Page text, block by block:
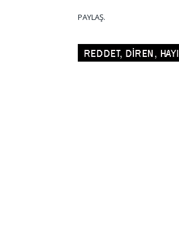
PAYLAŞ.